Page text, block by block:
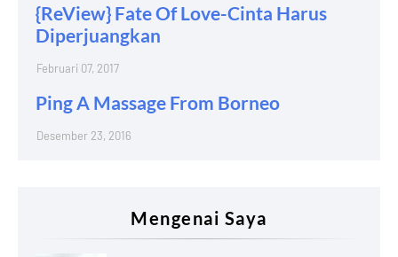
{ReView} Fate Of Love-Cinta Harus
Diperjuangkan
Februari 07, 2017
Ping A Massage From Borneo
Desember 23, 2016
Mengenai Saya